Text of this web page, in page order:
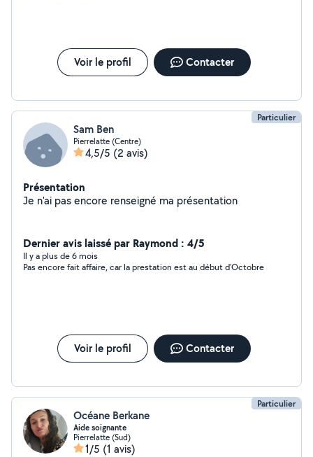
Voir le profil Contacter
Particulier
Sam Ben
Pierrelatte (Centre)
4,5/5 (2 avis)
Présentation
Je n'ai pas encore renseigné ma présentation
Dernier avis laissé par Raymond : 4/5
Il y a plus de 6 mois
Pas encore fait affaire, car la prestation est au début d'Octobre
Voir le profil Contacter
Particulier
Océane Berkane
Aide soignante
Pierrelatte (Sud)
1/5 (1 avis)